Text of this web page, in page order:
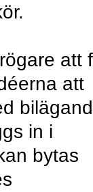
att
att
in i
bytas